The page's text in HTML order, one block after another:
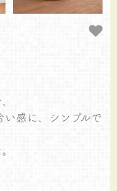
感に、シンプルで